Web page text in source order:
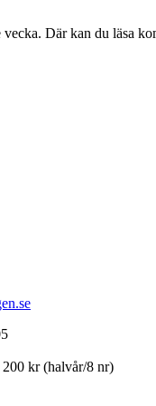
Där kan du läsa
kr (halvår/8 nr)